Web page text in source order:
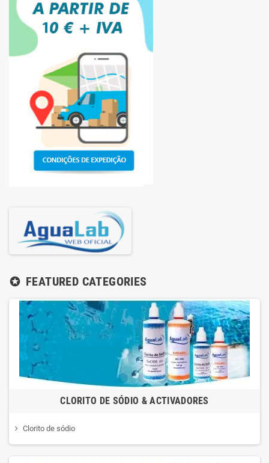
stars FEATURED CATEGORIES
CLORITO DE SÓDIO & ACTIVADORES
Clorito de sódio